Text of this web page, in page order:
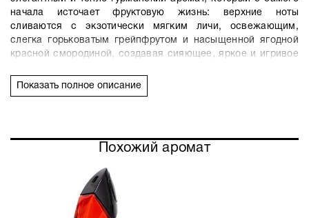
начала источает фруктовую жизнь: верхние ноты
сливаются с экзотически мягким личи, освежающим,
слегка горьковатым грейпфрутом и насыщенной ягодной
красной смородиной, создавая сияющее, яркое и игривое
окруженной сочным, сливочным персиком и мягкой, сухой
древесиной кедра, которые придают композиции тонкую
сладость пралине и теплая, золотистая амбра окутывают
аромат бархатистой, стойкой вуалью. Это аромат, который
фруктовая фантазия — мягкая, чувственная, женственная
и сияющая, как розовая жидкость, мерцающая на солнце.
Показать полное описание
Похожий аромат